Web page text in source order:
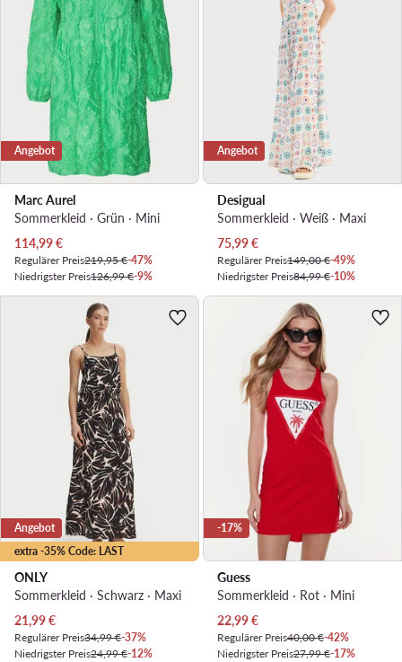
Angebot
Marc Aurel
Sommerkleid · Grün · Mini
Aktueller Preis
114,99€
Regulärer Preis219,95 €-47%
Niedrigster Preis126,99 €-9%
Angebot
Desigual
Sommerkleid · Weiß · Maxi
Aktueller Preis
75,99€
Regulärer Preis149,00 €-49%
Niedrigster Preis84,99 €-10%
extra -35% Code: LAST
Angebot
ONLY
Sommerkleid · Schwarz · Maxi
Aktueller Preis
21,99€
Regulärer Preis34,99 €-37%
Niedrigster Preis24,99 €-12%
-17%
Guess
Sommerkleid · Rot · Mini
Aktueller Preis
22,99€
Regulärer Preis40,00 €-42%
Niedrigster Preis27,99 €-17%